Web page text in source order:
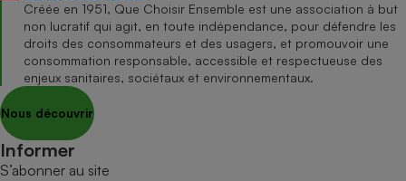
Créée en 1951, Que Choisir Ensemble est une association à but
non lucratif qui agit, en toute indépendance, pour défendre les
droits des consommateurs et des usagers, et promouvoir une
consommation responsable, accessible et respectueuse des
enjeux sanitaires, sociétaux et environnementaux.
Nous découvrir
Informer
S’abonner au site